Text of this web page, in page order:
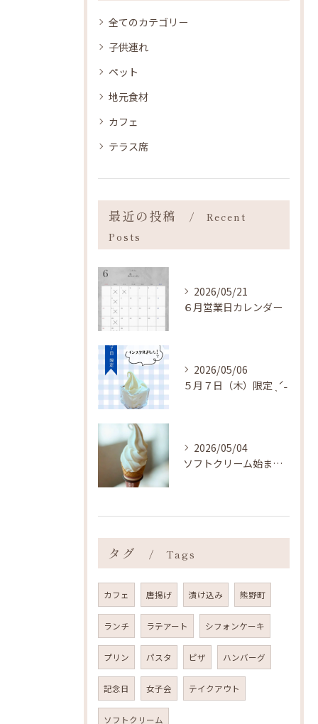
全てのカテゴリー
子供連れ
ペット
地元食材
カフェ
テラス席
最近の投稿
Recent
Posts
2026/05/21
６月営業日カレンダー
2026/05/06
５月７日（木）限定 ˎˊ˗
2026/05/04
ソフトクリーム始まりました ˎˊ˗
タグ Tags
カフェ 唐揚げ 漬け込み 熊野町
ランチ ラテアート シフォンケーキ
プリン パスタ ピザ ハンバーグ
記念日 女子会 テイクアウト
ソフトクリーム